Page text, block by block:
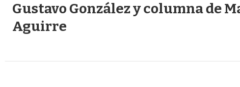
Gustavo González y columna de
Aguirre